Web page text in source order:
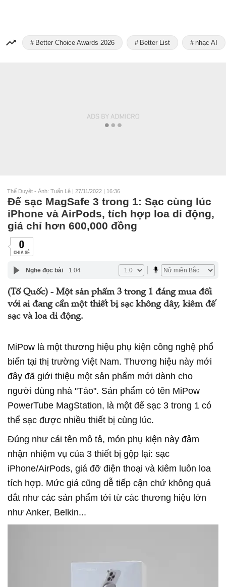
Better Choice Awards 2026 Better List nhạc AI
Thế Duyệt - Ảnh: Tuấn Lê | 27/11/2022 | 16:36
Đế sạc MagSafe 3 trong 1: Sạc cùng lúc
iPhone và AirPods, tích hợp loa di động,
giá chỉ hơn 600,000 đồng
0
CHIA SẺ
Nghe đọc bài 1:04
(Tổ Quốc) - Một sản phẩm 3 trong 1 đáng mua đối
với ai đang cần một thiết bị sạc không dây, kiêm đế
sạc và loa di động.
MiPow là một thương hiệu phụ kiện công nghệ phổ
biến tại thị trường Việt Nam. Thương hiệu này mới
đây đã giới thiệu một sản phẩm mới dành cho
người dùng nhà "Táo". Sản phẩm có tên MiPow
PowerTube MagStation, là một đế sạc 3 trong 1 có
thể sạc được nhiều thiết bị cùng lúc.
Đúng như cái tên mô tả, món phụ kiện này đảm
nhận nhiệm vụ của 3 thiết bị gộp lại: sạc
iPhone/AirPods, giá đỡ điện thoại và kiêm luôn loa
tích hợp. Mức giá cũng dễ tiếp cận chứ không quá
đắt như các sản phẩm tới từ các thương hiệu lớn
như Anker, Belkin...